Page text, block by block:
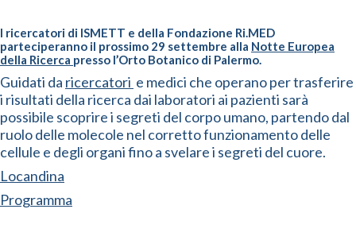
I ricercatori di ISMETT e della Fondazione Ri.MED
parteciperanno il prossimo 29 settembre alla Notte Europea
della Ricerca presso l’Orto Botanico di Palermo.
Guidati da ricercatori e medici che operano per trasferire
i risultati della ricerca dai laboratori ai pazienti sarà
possibile scoprire i segreti del corpo umano, partendo dal
ruolo delle molecole nel corretto funzionamento delle
cellule e degli organi fino a svelare i segreti del cuore.
Locandina
Programma